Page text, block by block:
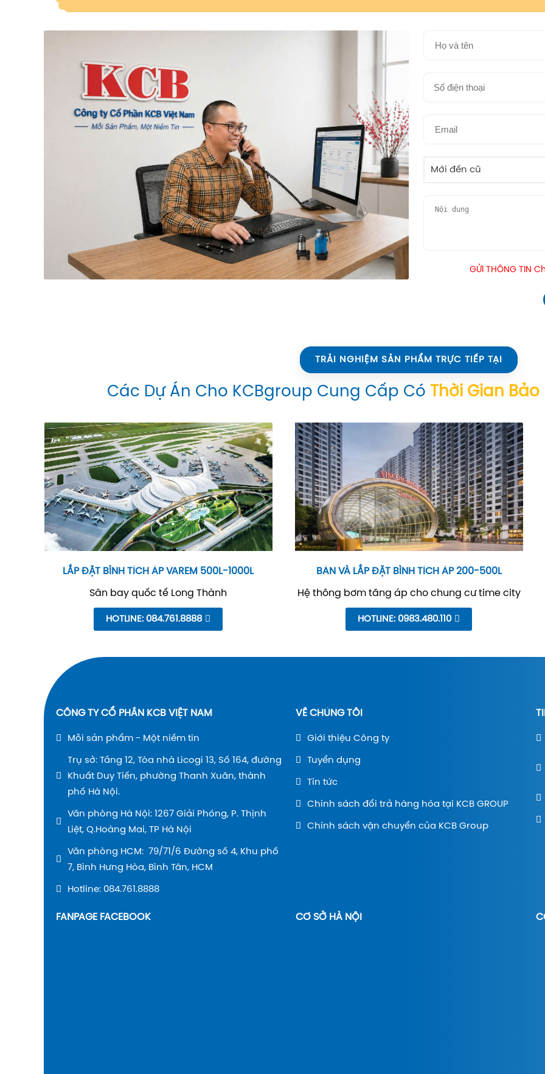
Mới đến cũ
GỬI THÔNG TIN
TRẢI NGHIỆM SẢN PHẨM TRỰC TIẾP TẠI
Các Dự Án Cho KCBgroup Cung Cấp Có Thời Gian Bảo
LẮP ĐẶT BÌNH TÍCH ÁP VAREM 500L-1000L
Sân bay quốc tế Long Thành
HOTLINE: 084.761.8888
BÁN VÀ LẮP ĐẶT BÌNH TÍCH ÁP 200-500L
Hệ thông bơm tăng áp cho chung cư time city
HOTLINE: 0983.480.110
CÔNG TY CỔ PHẦN KCB VIỆT NAM
Mỗi sản phẩm - Một niềm tin
Trụ sở: Tầng 12, Tòa nhà Licogi 13, Số 164, đường
Khuất Duy Tiến, phường Thanh Xuân, thành
phố Hà Nội.
Văn phòng Hà Nội: 1267 Giải Phóng, P. Thịnh
Liệt, Q.Hoàng Mai, TP Hà Nội
Văn phòng HCM: 79/71/6 Đường số 4, Khu phố
7, Bình Hưng Hòa, Bình Tân, HCM
Hotline: 084.761.8888
VỀ CHÚNG TÔI
Giới thiệu Công ty
Tuyển dụng
Tin tức
Chính sách đổi trả hàng hóa tại KCB GROUP
Chính sách vận chuyển của KCB Group
FANPAGE FACEBOOK CƠ SỞ HÀ NỘI